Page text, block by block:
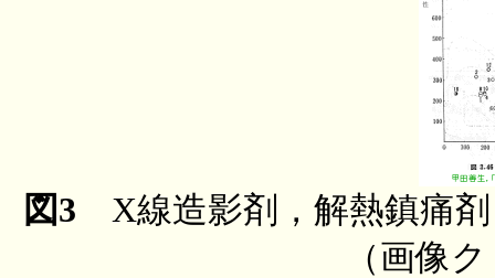
図3 X線造影剤，解熱鎮痛
（画像